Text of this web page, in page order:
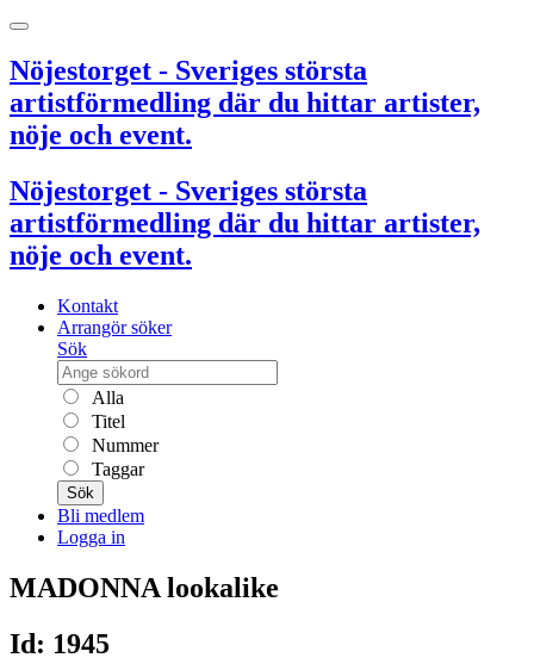
Nöjestorget - Sveriges största
artistförmedling där du hittar artister,
nöje och event.
Nöjestorget - Sveriges största
artistförmedling där du hittar artister,
nöje och event.
Kontakt
Arrangör söker
Sök
Alla
Titel
Nummer
Taggar
Sök
Bli medlem
Logga in
MADONNA lookalike
Id: 1945